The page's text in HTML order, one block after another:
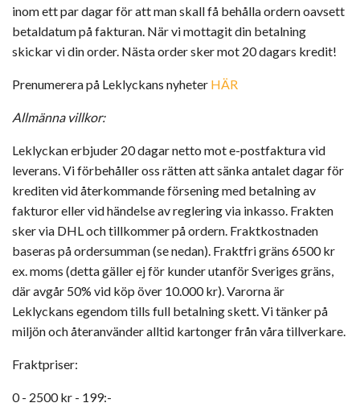
inom ett par dagar för att man skall få behålla ordern oavsett
betaldatum på fakturan. När vi mottagit din betalning
skickar vi din order. Nästa order sker mot 20 dagars kredit!
Prenumerera på Leklyckans nyheter HÄR
Allmänna villkor:
Leklyckan erbjuder 20 dagar netto mot e-postfaktura vid
leverans. Vi förbehåller oss rätten att sänka antalet dagar för
krediten vid återkommande försening med betalning av
fakturor eller vid händelse av reglering via inkasso. Frakten
sker via DHL och tillkommer på ordern. Fraktkostnaden
baseras på ordersumman (se nedan). Fraktfri gräns 6500 kr
ex. moms (detta gäller ej för kunder utanför Sveriges gräns,
där avgår 50% vid köp över 10.000 kr). Varorna är
Leklyckans egendom tills full betalning skett. Vi tänker på
miljön och återanvänder alltid kartonger från våra tillverkare.
Fraktpriser:
0 - 2500 kr - 199:-